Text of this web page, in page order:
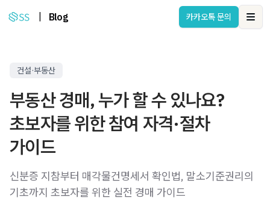
Blog 카카오톡 문의
건설·부동산
부동산 경매, 누가 할 수 있나요?
초보자를 위한 참여 자격·절차
가이드
신분증 지참부터 매각물건명세서 확인법, 말소기준권리의
기초까지 초보자를 위한 실전 경매 가이드